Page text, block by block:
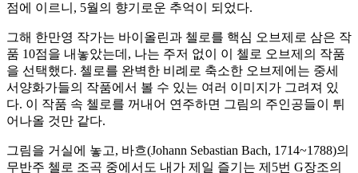
점에 이르니, 5월의 향기로운 추억이 되었다.
그해 한만영 작가는 바이올린과 첼로를 핵심 오브제로 삼은 작
품 10점을 내놓았는데, 나는 주저 없이 이 첼로 오브제의 작품
을 선택했다. 첼로를 완벽한 비례로 축소한 오브제에는 중세
서양화가들의 작품에서 볼 수 있는 여러 이미지가 그려져 있
다. 이 작품 속 첼로를 꺼내어 연주하면 그림의 주인공들이 튀
어나올 것만 같다.
그림을 거실에 놓고, 바흐(Johann Sebastian Bach, 1714~1788)의
무반주 첼로 조곡 중에서도 내가 제일 즐기는 제5번 G장조의